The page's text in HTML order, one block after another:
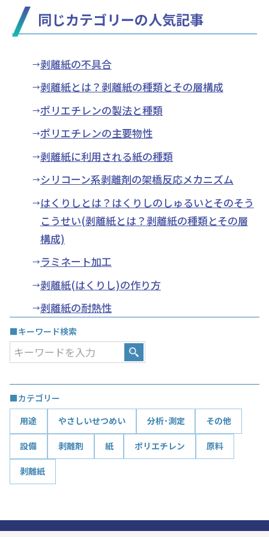
同じカテゴリーの人気記事
剥離紙の不具合
剥離紙とは？剥離紙の種類とその層構成
ポリエチレンの製法と種類
ポリエチレンの主要物性
剥離紙に利用される紙の種類
シリコーン系剥離剤の架橋反応メカニズム
はくりしとは？はくりしのしゅるいとそのそう
こうせい(剥離紙とは？剥離紙の種類とその層
構成)
ラミネート加工
剥離紙(はくりし)の作り方
剥離紙の耐熱性
■キーワード検索
■カテゴリー
用途
やさしいせつめい 分析･測定 その他
設備 剥離剤 紙 ポリエチレン 原料
剥離紙